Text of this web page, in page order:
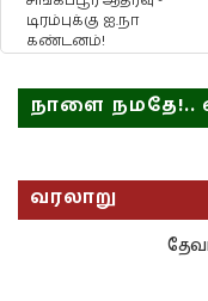
டிரம்புக்கு ஐ.நா
கண்டனம்!
நாளை நமதே!..
வரலாறு